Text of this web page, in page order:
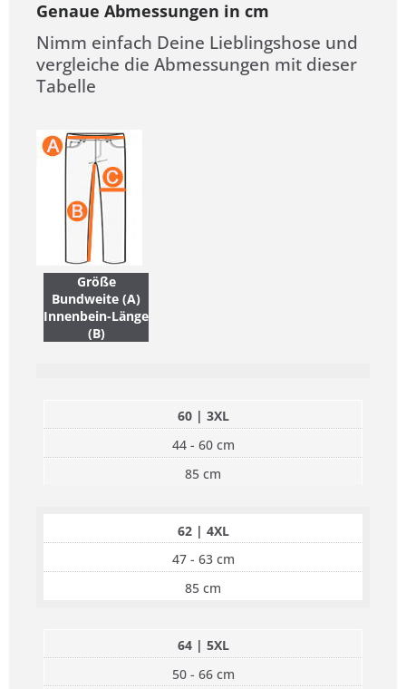
Genaue Abmessungen in cm
Nimm einfach Deine Lieblingshose und
vergleiche die Abmessungen mit dieser
Tabelle
Größe
Bundweite (A)
Innenbein-Länge
(B)
60 | 3XL
44 - 60 cm
85 cm
62 | 4XL
47 - 63 cm
85 cm
64 | 5XL
50 - 66 cm